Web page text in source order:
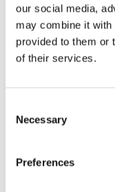
our social media,
may combine it with
provided to them or
of their services.
Selection
Necessary
Preferences
Leveringstid 2-5